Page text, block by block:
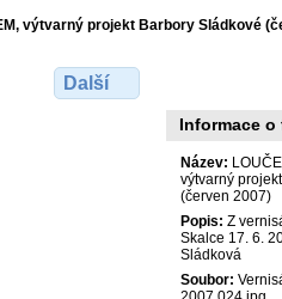
výtvarný projekt Barbory Sládkové
Další
Informace
Název:
výtvarný
(červen 2007)
Popis: Z
Skalce 17. 6.
Sládková
Soubor: